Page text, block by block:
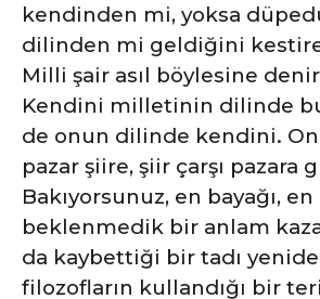
kendinden mi, yoksa
dilinden mi geldiğini
Milli şair asıl böylesine
Kendini milletinin dilinde
de onun dilinde kendini.
pazar şiire, şiir çarşı pazara
Bakıyorsunuz, en bayağı,
beklenmedik bir anlam
da kaybettiği bir tadı
filozofların kullandığı bir